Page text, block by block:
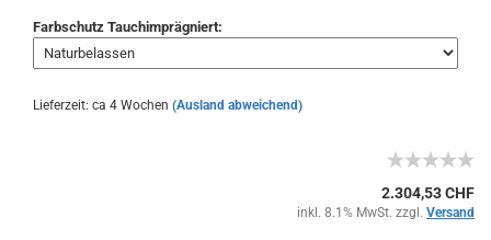
Farbschutz Tauchimprägniert:
Lieferzeit: ca 4 Wochen (Ausland abweichend)
2.304,53 CHF
inkl. 8.1% MwSt. zzgl. Versand